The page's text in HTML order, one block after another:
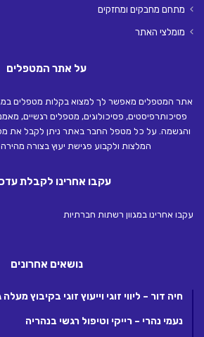
מתחם מחבקים ומחזקים
מומלצי האתר
על אתר המטפלים
אתר המטפלים מאפשר לך למצוא בקלות מטפלים
פסיכותרפיסטים, פסיכולוגים, מטפלים רגשיים,
והגשמה. על כל מטפל החבר באתר ניתן לקבל את
המלצות ולקבוע פגישת יעוץ בצורה
עקבו אחרינו לקבלת
עקבו אחרינו במגוון רשתות חברתיות
נושאים אחרונים
חיה דור – ליווי זוגי וייעוץ זוגי בקיבוץ
נעמי נהרי – רייקי וטיפול רגשי בנהריה